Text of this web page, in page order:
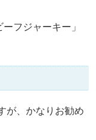
フジャーキー」
が、かなりお勧め